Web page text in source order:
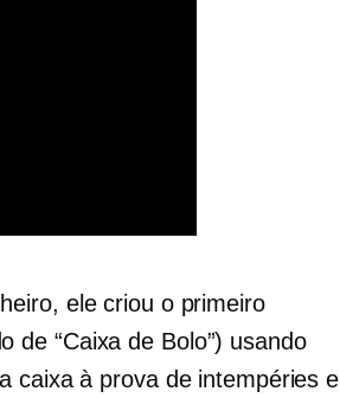
ele criou o primeiro
de “Caixa de Bolo”) usando
caixa à prova de intempéries e